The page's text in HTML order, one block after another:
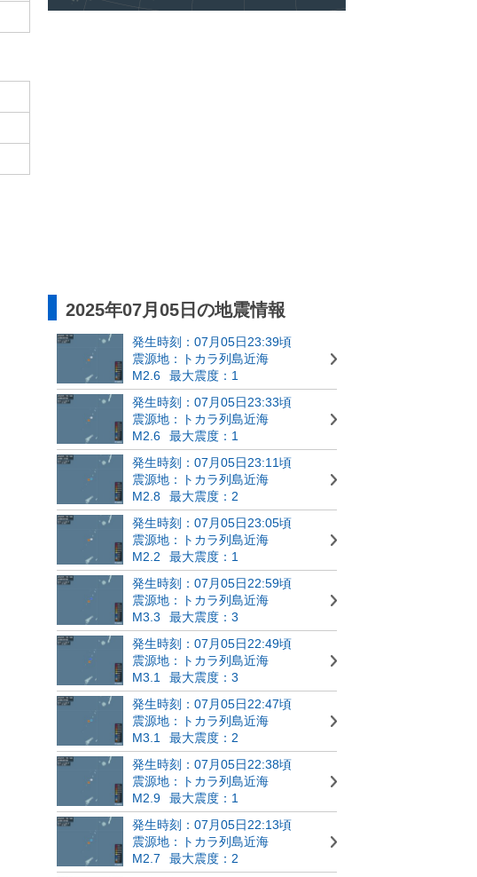
2025年07月05日の地震情報
発生時刻：07月05日23:39頃
震源地：トカラ列島近海
M2.6
最大震度：1
発生時刻：07月05日23:33頃
震源地：トカラ列島近海
M2.6
最大震度：1
発生時刻：07月05日23:11頃
震源地：トカラ列島近海
M2.8
最大震度：2
発生時刻：07月05日23:05頃
震源地：トカラ列島近海
M2.2
最大震度：1
発生時刻：07月05日22:59頃
震源地：トカラ列島近海
M3.3
最大震度：3
発生時刻：07月05日22:49頃
震源地：トカラ列島近海
M3.1
最大震度：3
発生時刻：07月05日22:47頃
震源地：トカラ列島近海
M3.1
最大震度：2
発生時刻：07月05日22:38頃
震源地：トカラ列島近海
M2.9
最大震度：1
発生時刻：07月05日22:13頃
震源地：トカラ列島近海
M2.7
最大震度：2